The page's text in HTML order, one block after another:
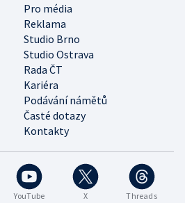
YouTube X Threads
Pro média
Reklama
Studio Brno
Studio Ostrava
Rada ČT
Kariéra
Podávání námětů
Časté dotazy
Kontakty